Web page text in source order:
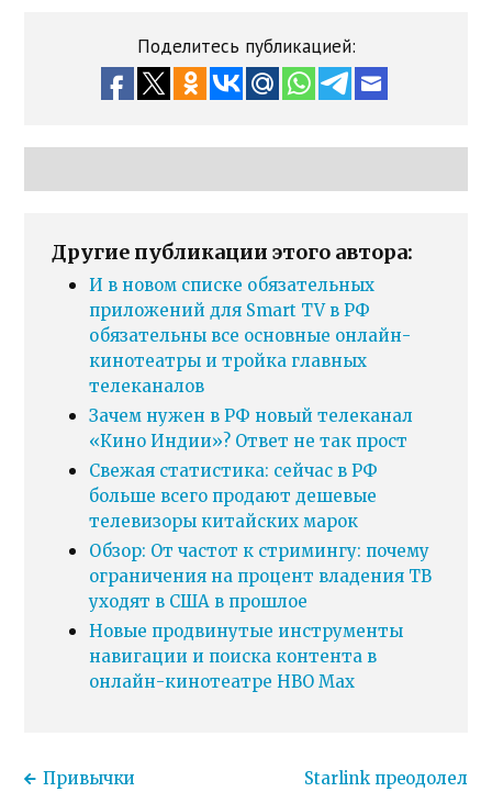
Поделитесь публикацией:
Другие публикации этого автора:
И в новом списке обязательных
приложений для Smart TV в РФ
обязательны все основные онлайн-
кинотеатры и тройка главных
телеканалов
Зачем нужен в РФ новый телеканал
«Кино Индии»? Ответ не так прост
Свежая статистика: сейчас в РФ
больше всего продают дешевые
телевизоры китайских марок
Обзор: От частот к стримингу: почему
ограничения на процент владения ТВ
уходят в США в прошлое
Новые продвинутые инструменты
навигации и поиска контента в
онлайн-кинотеатре HBO Max
Привычки
Starlink преодолел